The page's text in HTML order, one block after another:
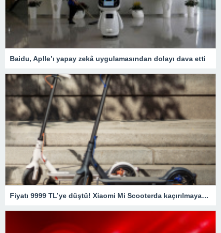
Baidu, Aplle’ı yapay zekâ uygulamasından dolayı dava etti
Fiyatı 9999 TL’ye düştü! Xiaomi Mi Scooterda kaçırılmayacak fırsat